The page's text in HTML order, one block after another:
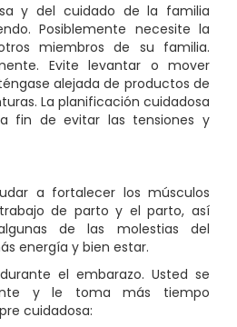
y del cuidado de la familia
Posiblemente necesite la
miembros de su familia.
Evite levantar o mover
alejada de productos de
La planificación cuidadosa
fin de evitar las tensiones y
a fortalecer los músculos
de parto y el parto, así
de las molestias del
energía y bien estar.
el embarazo. Usted se
y le toma más tiempo
cuidadosa: